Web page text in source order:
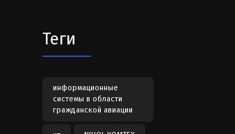
Теги
информационные
системы в области
гражданской авиации